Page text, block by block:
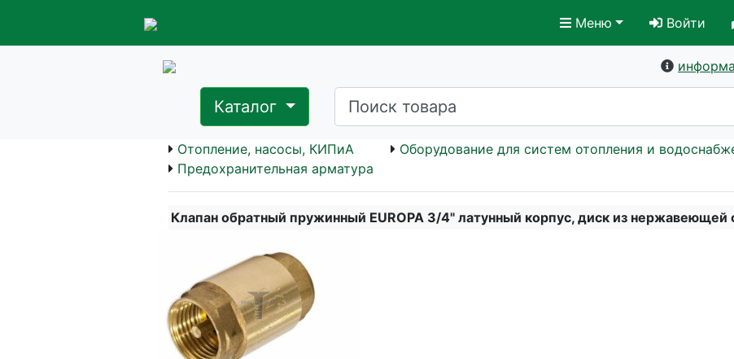
Меню Войти
Каталог
Отопление, насосы, КИПиА
Оборудование для систем отопления и
Предохранительная арматура
Клапан обратный пружинный EUROPA 3/4" латунный корпус, диск из нержавеющей